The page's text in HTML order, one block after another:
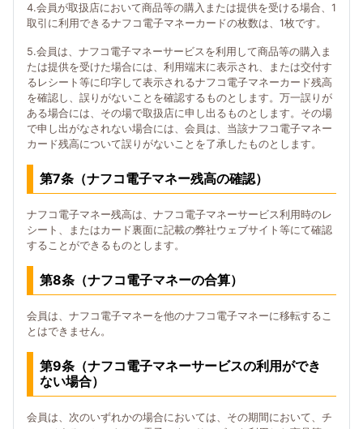
4.会員が取扱店において商品等の購入または提供を受ける場合、1
取引に利用できるナフコ電子マネーカードの枚数は、1枚です。
5.会員は、ナフコ電子マネーサービスを利用して商品等の購入ま
たは提供を受けた場合には、利用端末に表示され、または交付す
るレシート等に印字して表示されるナフコ電子マネーカード残高
を確認し、誤りがないことを確認するものとします。万一誤りが
ある場合には、その場で取扱店に申し出るものとします。その場
で申し出がなされない場合には、会員は、当該ナフコ電子マネー
カード残高について誤りがないことを了承したものとします。
第7条（ナフコ電子マネー残高の確認）
ナフコ電子マネー残高は、ナフコ電子マネーサービス利用時のレ
シート、またはカード裏面に記載の弊社ウェブサイト等にて確認
することができるものとします。
第8条（ナフコ電子マネーの合算）
会員は、ナフコ電子マネーを他のナフコ電子マネーに移転するこ
とはできません。
第9条（ナフコ電子マネーサービスの利用ができ
ない場合）
会員は、次のいずれかの場合においては、その期間において、チ